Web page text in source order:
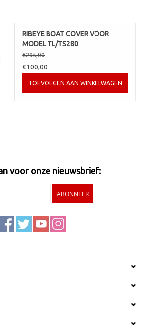
RIBEYE BOAT COVER VOOR
MODEL TL/TS280
€295,00
€100,00
TOEVOEGEN AAN WINKELWAGEN
voor onze nieuwsbrief:
ABONNEER